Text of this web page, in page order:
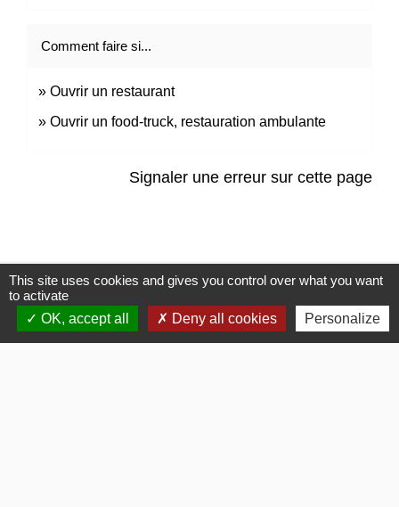
Comment faire si...
Ouvrir un restaurant
Ouvrir un food-truck, restauration ambulante
Signaler une erreur sur cette page
Contacts
Commune de Gommerville
This site uses cookies and gives you control over what you want
to activate
OK, accept all
Deny all cookies Personalize